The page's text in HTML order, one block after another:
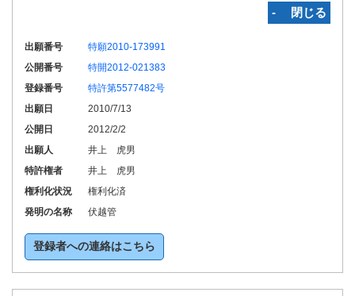
‐ 閉じる
出願番号
特願2010-173991
公開番号
特開2012-021383
登録番号
特許第5577482号
出願日
2010/7/13
公開日
2012/2/2
出願人
井上 虎男
特許権者
井上 虎男
権利化状況
権利化済
発明の名称
伏越管
登録者への連絡はこちら